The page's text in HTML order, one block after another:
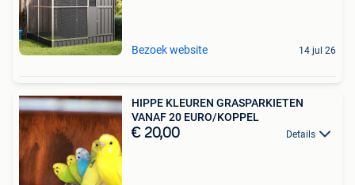
Bezoek website 14 jul 26
HIPPE KLEUREN GRASPARKIETEN
VANAF 20 EURO/KOPPEL
€ 20,00 Details